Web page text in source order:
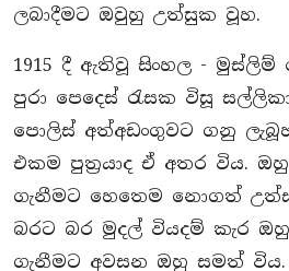
ලබාදීමට ඔවුහු උත්සුක වූහ.
1915 දී ඇතිවූ සිංහල -
පුරා පෙදෙස් රැසක විසූ
පොලිස් අත්අඩංගුවට ගනු
එකම පුත‍්‍රයාද ඒ අතර විය.
ගැනීමට හෙතෙම නොගත්
බරට බර මුදල් වියදම් කැර
ගැනීමට අවසන ඔහු සමත් විය.